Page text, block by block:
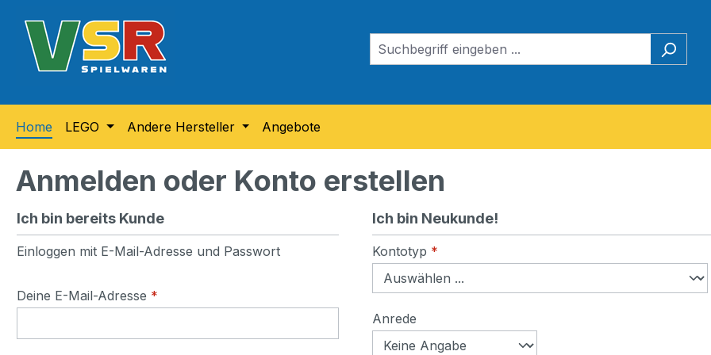
Hauptinhalt springen
Zur Suche springen
Zur Hauptnavigation springen
Home LEGO Andere Hersteller Angebote
Anmelden oder Konto erstellen
Ich bin bereits Kunde
Einloggen mit E-Mail-Adresse und Passwort
Deine E-Mail-Adresse *
Ich bin Neukunde!
Persönliche Informationen
Kontotyp *
Anrede